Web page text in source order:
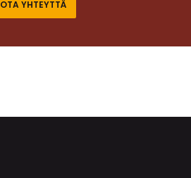
OTA YHTEYTTÄ